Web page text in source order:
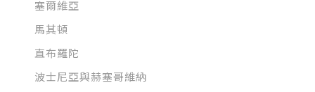
塞爾維亞
馬其頓
直布羅陀
波士尼亞與赫塞哥維納